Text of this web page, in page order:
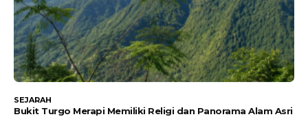
SEJARAH
Bukit Turgo Merapi Memiliki Religi dan Panorama Alam Asri